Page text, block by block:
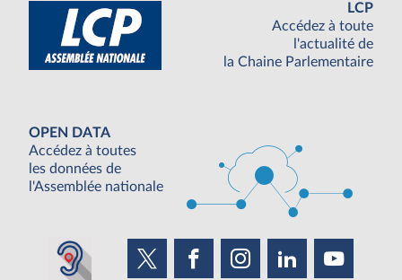
LCP
Accédez à toute
l'actualité de
la Chaine Parlementaire
OPEN DATA
Accédez à toutes
les données de
l'Assemblée nationale